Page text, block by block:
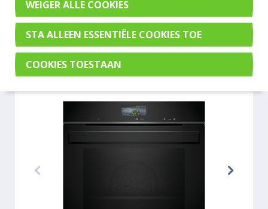
Steamer
SIEMENS HS936GAB1